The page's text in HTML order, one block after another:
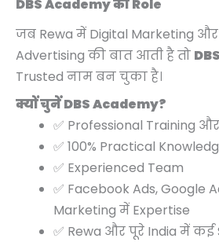
DBS Academy का Role
जब Rewa में Digital Marketing
Advertising की बात आती है तो
Trusted नाम बन चुका है।
क्यों चुनें DBS Academy?
✅ Professional Training
✅ 100% Practical
✅ Experienced Team
✅ Facebook Ads, Google
Marketing में Expertise
✅ Rewa और पूरे India में कई